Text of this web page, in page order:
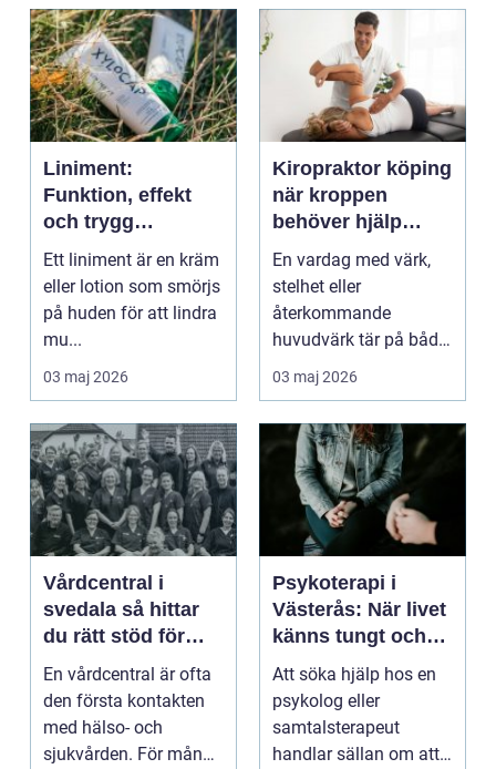
Liniment:
Funktion, effekt
och trygg
användning
Ett liniment är en kräm
eller lotion som smörjs
på huden för att lindra
mu...
03 maj 2026
Kiropraktor köping
när kroppen
behöver hjälp
tillbaka
En vardag med värk,
stelhet eller
återkommande
huvudvärk tär på både
ork och humör. Många
03 maj 2026
Vårdcentral i
svedala så hittar
du rätt stöd för
hela familjen
En vårdcentral är ofta
den första kontakten
med hälso- och
sjukvården. För många
Psykoterapi i
Västerås: När livet
känns tungt och
du behöver prata
med någon
Att söka hjälp hos en
psykolog eller
samtalsterapeut
handlar sällan om att